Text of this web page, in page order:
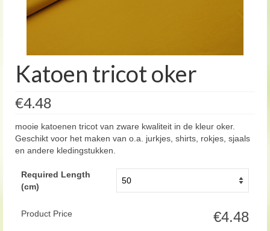
Katoen tricot oker
€4.48
mooie katoenen tricot van zware kwaliteit in de kleur oker.
Geschikt voor het maken van o.a. jurkjes, shirts, rokjes, sjaals
en andere kledingstukken.
Required Length
(cm)
Product Price €4.48